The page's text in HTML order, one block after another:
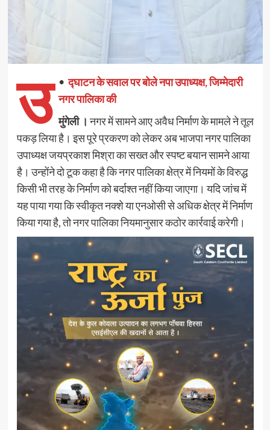
•
उ
द्घाटन के सवाल पर बोले नपा उपाध्यक्ष, जिम्मेदारी
नगर पालिका की
मुंगेली । नगर में सामने आए अवैध निर्माण के मामले ने तूल
पकड़ लिया है। इस पूरे प्रकरण को लेकर अब भाजपा नगर पालिका
उपाध्यक्ष जयप्रकाश मिश्रा का सख्त और स्पष्ट बयान सामने आया
है। उन्होंने दो टूक कहा है कि नगर पालिका क्षेत्र में नियमों के विरुद्ध
किसी भी तरह के निर्माण को बर्दाश्त नहीं किया जाएगा। यदि जांच में
यह पाया गया कि स्वीकृत नक्शे या एनओसी से अधिक क्षेत्र में निर्माण
किया गया है, तो नगर पालिका नियमानुसार कठोर कार्रवाई करेगी।